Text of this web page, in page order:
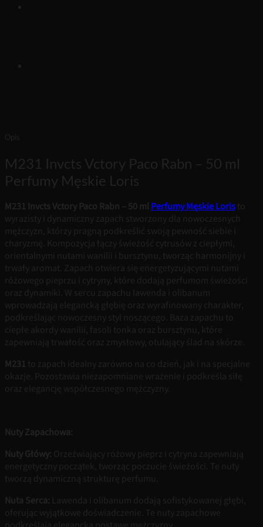
Opis
M231 Invcts Vctory Paco Rabn – 50 ml
Perfumy Męskie Loris
M231 Invcts Vctory Paco Rabn – 50 mlPerfumy Męskie Loris to
wyrazisty i dynamiczny zapach stworzony dla nowoczesnych
mężczyzn, którzy pragną podkreślić swoją pewność siebie i
charyzmę. Kompozycja łączy świeżość cytrusów z ciepłymi,
orientalnymi nutami wanilii i bursztynu, tworząc harmonijny i
trwały aromat. Zapach otwiera się energetyzującymi nutami
różowego pieprzu i cytryny, które dodają perfumom świeżości
oraz dynamiki. W sercu zapachu lawenda i olibanum
wprowadzają elegancką głębię oraz wyrafinowany charakter,
podkreślając nowoczesny styl noszącego. Baza zapachu to
ciepłe akordy wanilii, fasoli tonka oraz bursztynu, które
zapewniają trwałość oraz zmysłowy, otulający ślad na skórze.
M231 to zapach idealny zarówno na co dzień, jak i na specjalne
okazje. Pozostawia niezapomniane wrażenie i podkreśla siłę
oraz elegancję współczesnego mężczyzny.
Nuty Zapachowa:
Nuty Główy: Orzeźwiający różowy pieprz i cytryna zapewniają
energetyczny początek, tworząc poczucie świeżości. Te nuty
tworzą dynamiczną strukturę perfumu.
Nuta Serca: Lawenda i olibanum dodają sofistykowanej głębi,
oferując wyjątkowe doświadczenie. Te nuty zapachowe